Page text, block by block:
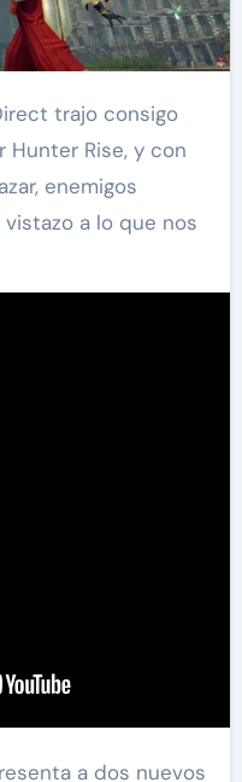
Rise, y con
enemigos
a lo que nos
a dos nuevos